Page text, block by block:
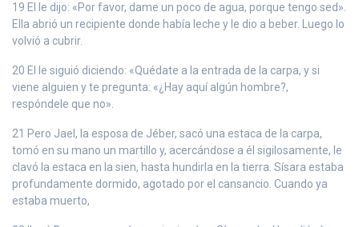
19 El le dijo: «Por favor, dame un poco de agua, porque tengo sed».
Ella abrió un recipiente donde había leche y le dio a beber. Luego lo
volvió a cubrir.
20 El le siguió diciendo: «Quédate a la entrada de la carpa, y si
viene alguien y te pregunta: «¿Hay aquí algún hombre?,
respóndele que no».
21 Pero Jael, la esposa de Jéber, sacó una estaca de la carpa,
tomó en su mano un martillo y, acercándose a él sigilosamente, le
clavó la estaca en la sien, hasta hundirla en la tierra. Sísara estaba
profundamente dormido, agotado por el cansancio. Cuando ya
estaba muerto,